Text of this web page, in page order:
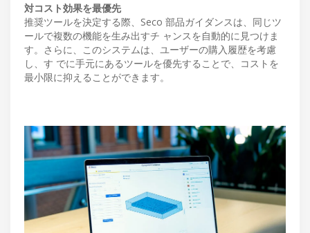
対コスト効果を最優先
推奨ツールを決定する際、Seco 部品ガイダンスは、同じツ
ールで複数の機能を生み出すチ ャンスを自動的に見つけま
す。さらに、このシステムは、ユーザーの購入履歴を考慮
し、す でに手元にあるツールを優先することで、コストを
最小限に抑えることができます。